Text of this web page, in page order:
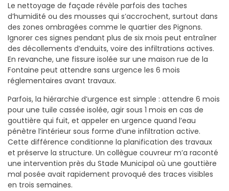
Le nettoyage de façade révèle parfois des taches
d’humidité ou des mousses qui s’accrochent, surtout dans
des zones ombragées comme le quartier des Pignons.
Ignorer ces signes pendant plus de six mois peut entraîner
des décollements d’enduits, voire des infiltrations actives.
En revanche, une fissure isolée sur une maison rue de la
Fontaine peut attendre sans urgence les 6 mois
réglementaires avant travaux.
Parfois, la hiérarchie d’urgence est simple : attendre 6 mois
pour une tuile cassée isolée, agir sous 1 mois en cas de
gouttière qui fuit, et appeler en urgence quand l’eau
pénètre l’intérieur sous forme d’une infiltration active.
Cette différence conditionne la planification des travaux
et préserve la structure. Un collègue couvreur m’a raconté
une intervention près du Stade Municipal où une gouttière
mal posée avait rapidement provoqué des traces visibles
en trois semaines.